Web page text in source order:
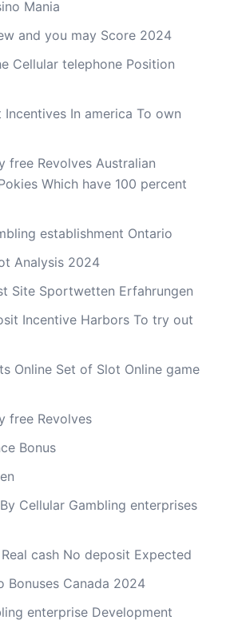
Mania
and you may Score 2024
Cellular telephone Position
In america To own
free Revolves Australian
Which have 100 percent
establishment Ontario
Analysis 2024
Site Sportwetten Erfahrungen
Incentive Harbors To try out
Online Set of Slot Online game
free Revolves
Bonus
Cellular Gambling enterprises
cash No deposit Expected
Bonuses Canada 2024
enterprise Development